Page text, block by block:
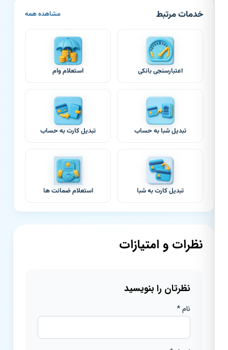
خدمات مرتبط مشاهده همه
اعتبارسنجی بانکی استعلام وام
تبدیل شبا به حساب تبدیل کارت به حساب
تبدیل کارت به شبا استعلام ضمانت ها
نظرات و امتیازات
نظرتان را بنویسید